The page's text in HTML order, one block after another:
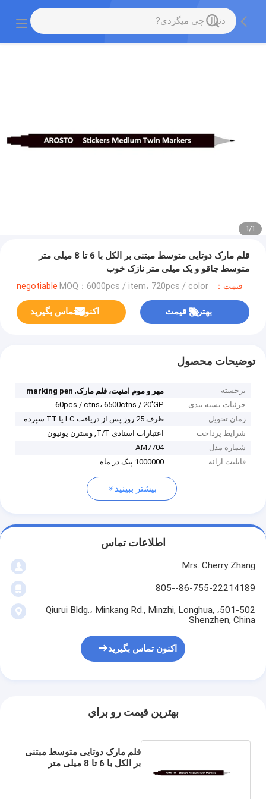
1
/
1
قلم مارک دوتایی متوسط ​​مبتنی بر الکل با 6 تا 8 میلی متر
متوسط ​​چاقو و یک میلی متر نازک خوب
قیمت：negotiable MOQ：6000pcs / item، 720pcs / color
بهترین قیمت اکنون تماس بگیرید
توضیحات محصول
برجسته مهر و موم امنیت، قلم مارک,
marking pen
جزئیات بسته بندی
60pcs / ctns، 6500ctns / 20'GP
زمان تحویل
ظرف 25 روز پس از دریافت LC یا TT سپرده
شرایط پرداخت
اعتبارات اسنادی T/T, وسترن یونیون
شماره مدل
AM7704
قابلیت ارائه
1000000 پیک در ماه
بیشتر ببینید
اطلاعات تماس
Mrs. Cherry Zhang
86-755-22214189--805
501-502، Qiurui Bldg.، Minkang Rd., Minzhi, Longhua,
Shenzhen, China
اکنون تماس بگیرید
بهترين قيمت رو براي
قلم مارک دوتایی متوسط ​​مبتنی
بر الکل با 6 تا 8 میلی متر